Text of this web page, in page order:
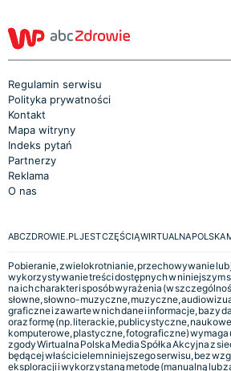
Regulamin serwisu
Polityka prywatności
Kontakt
Mapa witryny
Indeks pytań
Partnerzy
Reklama
O nas
ABCZDROWIE.PL JEST CZĘŚCIĄ WIRTUALNA POLSKA
Pobieranie, zwielokrotnianie, przechowywanie
wykorzystywanie treści dostępnych w niniejszym
na ich charakter i sposób wyrażenia (w
słowne, słowno-muzyczne, muzyczne,
graficzne i zawarte w nich dane i informacje, bazy
oraz formę (np. literackie, publicystyczne,
komputerowe, plastyczne, fotograficzne)
zgody Wirtualna Polska Media Spółka Akcyjna z
będącej właścicielem niniejszego serwisu, bez
eksploracji i wykorzystaną metodę (manualną lub